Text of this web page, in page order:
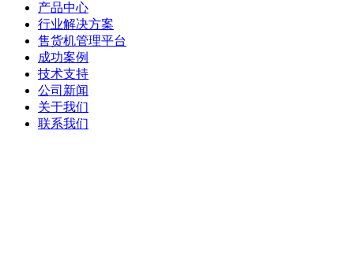
产品中心
行业解决方案
售货机管理平台
成功案例
技术支持
公司新闻
关于我们
联系我们